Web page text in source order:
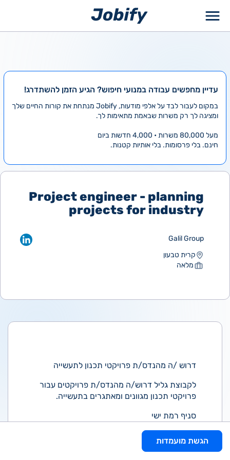
עדיין מחפשים עבודה במנועי חיפוש? הגיע הזמן להשתדרג!
במקום לעבור לבד על אלפי מודעות, Jobify מנתחת את קורות החיים שלך
ומציגה לך רק משרות שבאמת מתאימות לך.
מעל 80,000 משרות • 4,000 חדשות ביום
חינם. בלי פרסומות. בלי אותיות קטנות.
Project engineer - planning
projects for industry
Galil Group
קרית טבעון
מלאה
דרוש /ה מהנדס/ת פרויקטי תכנון לתעשייה
לקבוצת גליל דרוש/ה מהנדס/ת פרויקטים עבור
פרויקטי תכנון מגוונים ומאתגרים בתעשייה.
סניף רמת ישי
במסגרת התפקיד:
ניהול משא ומתן מול לקוחות, ניהול משימות,
הגשת מועמדות